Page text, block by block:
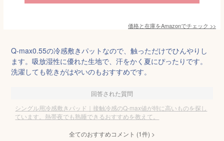
価格と在庫をAmazonでチェック >>
Q-max0.55の冷感敷きパットなので、触っただけでひんやりし
ます。吸放湿性に優れた生地で、汗をかく夏にぴったりです。
洗濯しても乾きがはやいのもおすすめです。
回答された質問
シングル用冷感敷きパッド｜接触冷感のQ-max値が特に高いものを探し
ています。熱帯夜でも熟睡できるおすすめを教えて。
全てのおすすめコメント (1件) >